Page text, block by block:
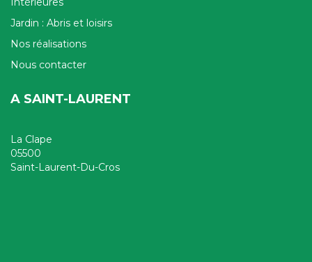
Jardin : Abris et loisirs
Nos réalisations
Nous contacter
A SAINT-LAURENT
La Clape
05500
Saint-Laurent-Du-Cros